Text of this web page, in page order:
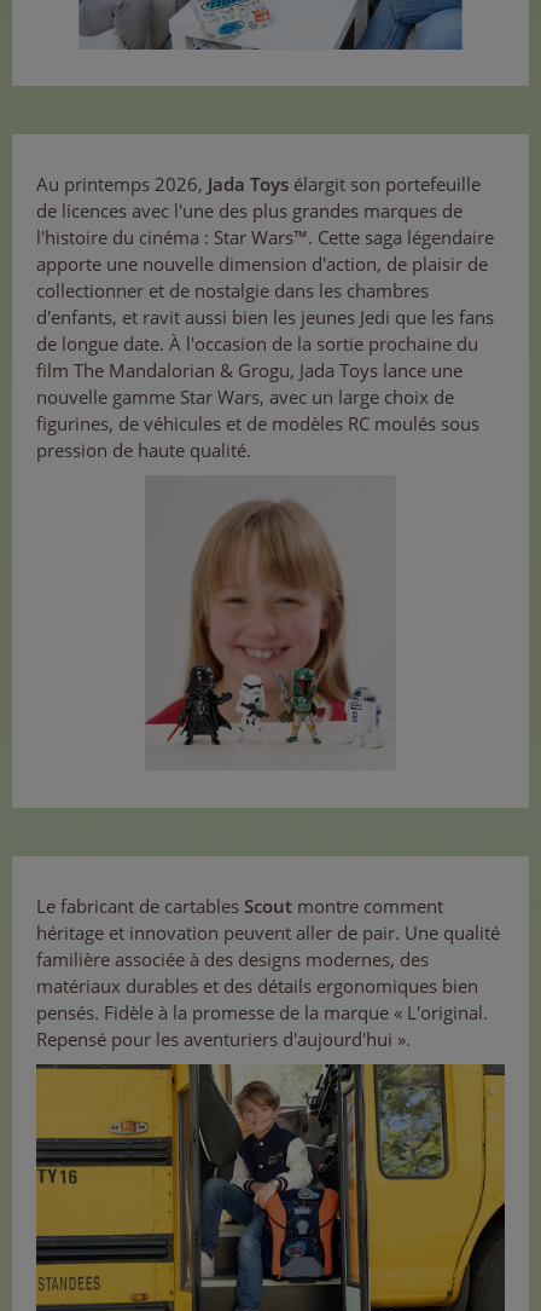
Au printemps 2026, Jada Toys élargit son portefeuille
de licences avec l'une des plus grandes marques de
l'histoire du cinéma : Star Wars™. Cette saga légendaire
apporte une nouvelle dimension d'action, de plaisir de
collectionner et de nostalgie dans les chambres
d'enfants, et ravit aussi bien les jeunes Jedi que les fans
de longue date. À l'occasion de la sortie prochaine du
film The Mandalorian & Grogu, Jada Toys lance une
nouvelle gamme Star Wars, avec un large choix de
figurines, de véhicules et de modèles RC moulés sous
pression de haute qualité.
Le fabricant de cartables Scout montre comment
héritage et innovation peuvent aller de pair. Une qualité
familière associée à des designs modernes, des
matériaux durables et des détails ergonomiques bien
pensés. Fidèle à la promesse de la marque « L'original.
Repensé pour les aventuriers d'aujourd'hui ».